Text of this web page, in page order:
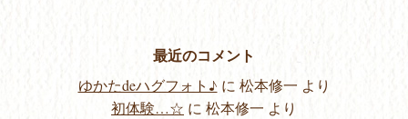
最近のコメント
ゆかたdeハグフォト♪ に 松本修一 より
初体験…☆ に 松本修一 より